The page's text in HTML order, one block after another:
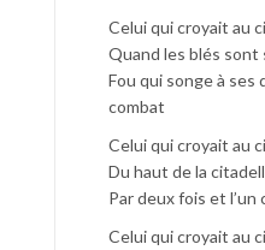
Celui qui croyait au
Quand les blés sont
Fou qui songe à ses
combat
Celui qui croyait au
Du haut de la
Par deux fois et l’un
Celui qui croyait au